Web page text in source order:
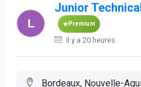
Junior
Premium
Il y a 20 heures
Bordeaux, Nouvelle-